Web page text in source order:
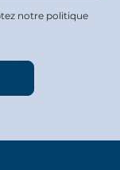
notre politique